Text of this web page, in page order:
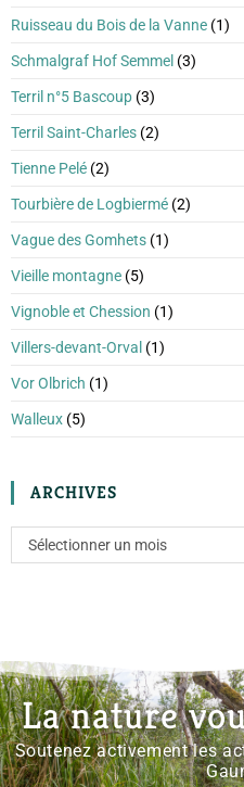
Ruisseau du Bois de la Vanne (1)
Schmalgraf Hof Semmel (3)
Terril n°5 Bascoup (3)
Terril Saint-Charles (2)
Tienne Pelé (2)
Tourbière de Logbiermé (2)
Vague des Gomhets (1)
Vieille montagne (5)
Vignoble et Chession (1)
Villers-devant-Orval (1)
Vor Olbrich (1)
Walleux (5)
ARCHIVES
Sélectionner un mois
La nature
Soutenez activement les